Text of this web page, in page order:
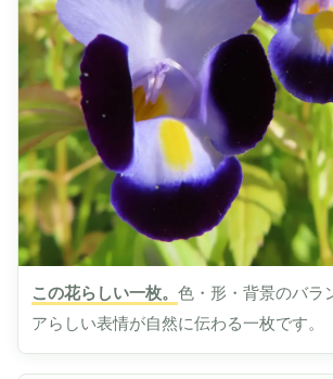
この花らしい一枚。 色・形・背景のバラ
アらしい表情が自然に伝わる一枚です。